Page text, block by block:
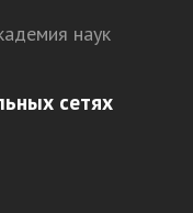
наук
сетях